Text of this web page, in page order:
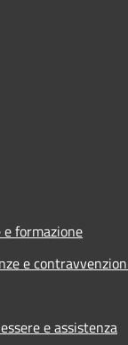
e formazione
e
e assistenza